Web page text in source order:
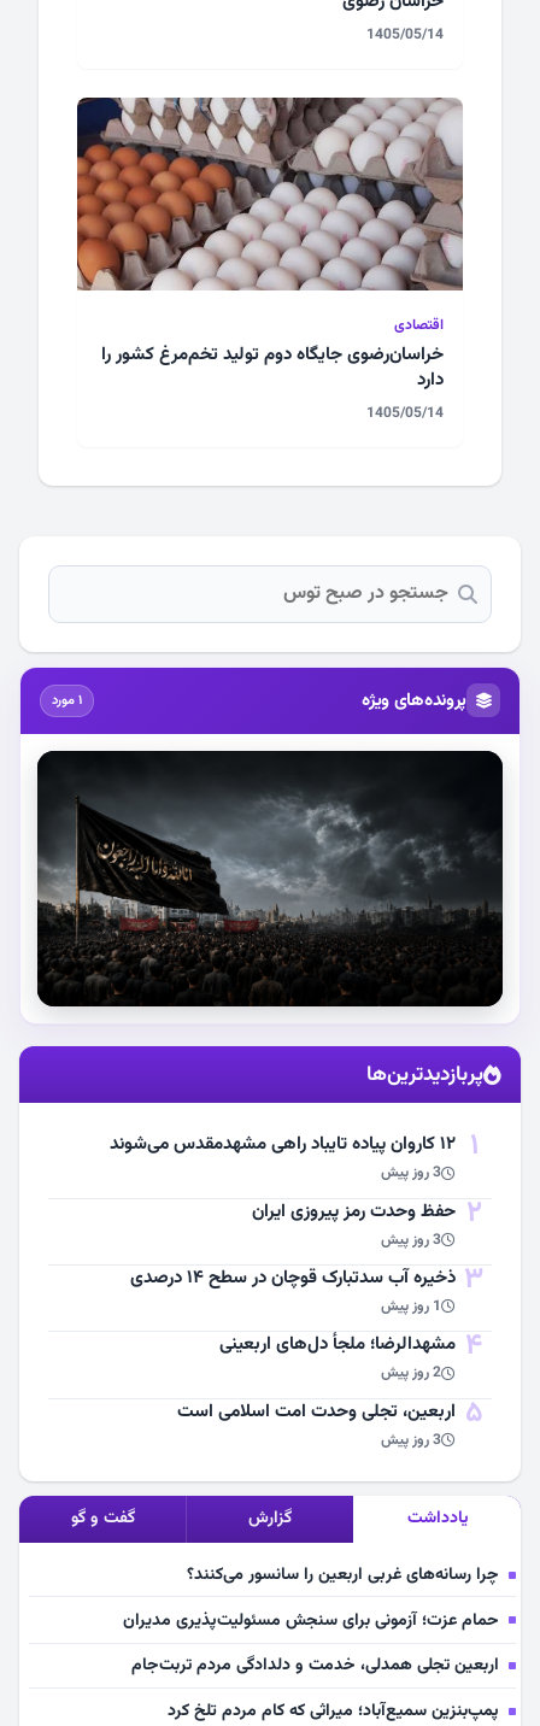
1405/05/14
اقتصادی
خراسان‌رضوی جایگاه دوم تولید تخم‌مرغ کشور را
دارد
1405/05/14
پرونده‌های ویژه 1 مورد
استقبال از آقای شهید ایران
مشاهده اخبار
پربازدیدترین‌ها
1 ۱۲ کاروان پیاده تایباد راهی مشهدمقدس می‌شوند
3 روز پیش
2 حفظ وحدت رمز پیروزی ایران
3 روز پیش
3 ذخیره آب سدتبارک قوچان در سطح ۱۴ درصدی
1 روز پیش
4 مشهد‌الرضا؛ ملجأ دل‌های اربعینی
2 روز پیش
5 اربعین، تجلی وحدت امت اسلامی است
3 روز پیش
یادداشت گزارش گفت و گو
چرا رسانه‌های غربی اربعین را سانسور می‌کنند؟
حمام عزت؛ آزمونی برای سنجش مسئولیت‌پذیری مدیران
اربعین تجلی همدلی، خدمت و دلدادگی مردم تربت‌جام
پمپ‌بنزین سمیع‌آباد؛ میراثی که کام مردم تلخ کرد